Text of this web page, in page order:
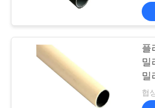
인
관 작업대
플
밀
밀
하
협